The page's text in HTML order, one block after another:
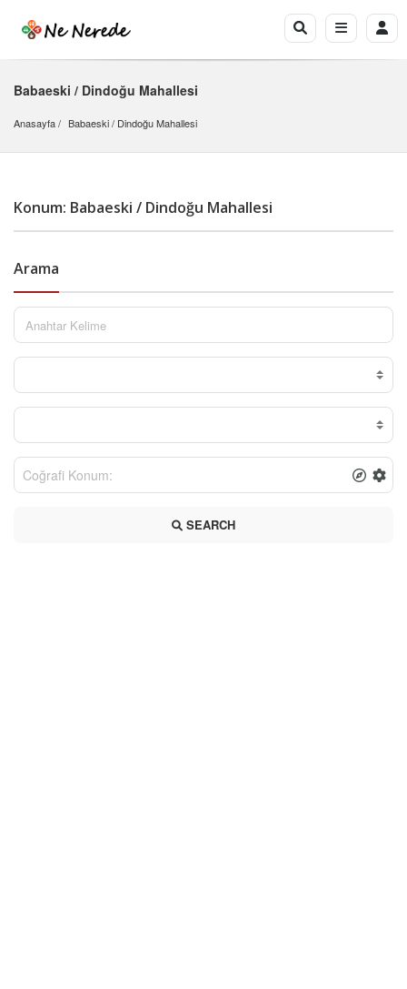
Babaeski / Dindoğu Mahallesi
Anasayfa Babaeski / Dindoğu Mahallesi
Konum: Babaeski / Dindoğu Mahallesi
Arama
SEARCH